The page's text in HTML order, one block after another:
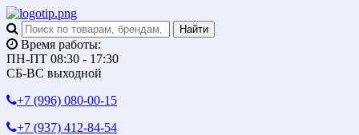
Время работы:
ПН-ПТ 08:30 - 17:30
СБ-ВС выходной
+7 (996) 080-00-15
+7 (937) 412-84-54